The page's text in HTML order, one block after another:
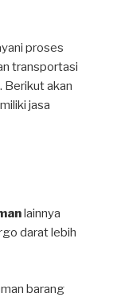
proses
transportasi
Berikut akan
jasa
lainnya
darat lebih
barang